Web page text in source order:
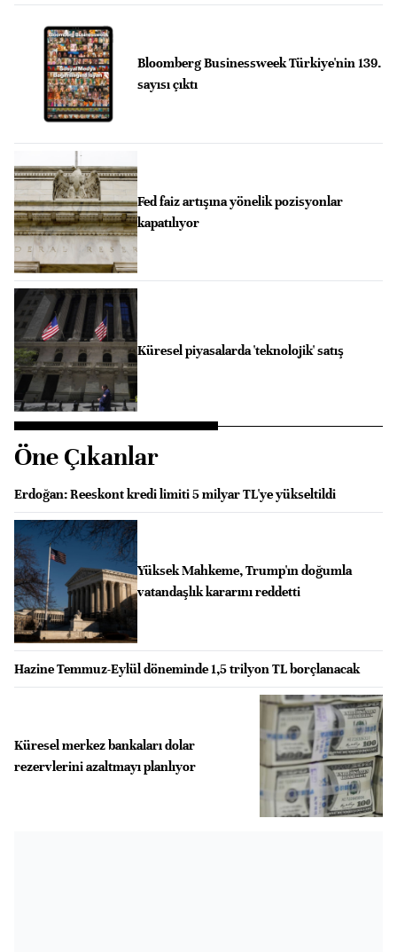
Bloomberg Businessweek Türkiye'nin 139.
sayısı çıktı
Fed faiz artışına yönelik pozisyonlar
kapatılıyor
Küresel piyasalarda 'teknolojik' satış
Öne Çıkanlar
Erdoğan: Reeskont kredi limiti 5 milyar TL'ye yükseltildi
Yüksek Mahkeme, Trump'ın doğumla
vatandaşlık kararını reddetti
Hazine Temmuz-Eylül döneminde 1,5 trilyon TL borçlanacak
Küresel merkez bankaları dolar
rezervlerini azaltmayı planlıyor